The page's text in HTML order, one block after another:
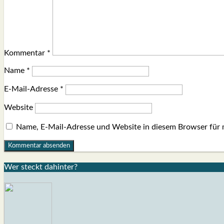
Kommentar *
Name *
E-Mail-Adresse *
Website
Name, E-Mail-Adresse und Website in diesem Browser für
Wer steckt dahin­ter?